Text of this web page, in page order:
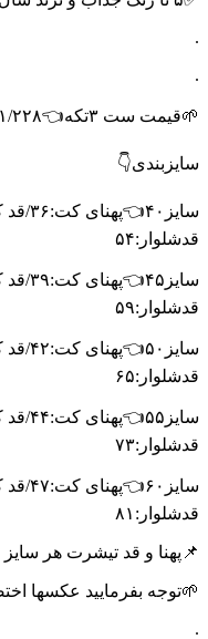
.
.
🌱قیمت ست ۳تکه👈۱/۲۲۸تُ🌱
سایزبندی👇
قدشلوار:۵۴
قدشلوار:۵۹
قدشلوار:۶۵
قدشلوار:۷۳
قدشلوار:۸۱
📌پهنا و قد تیشرت هر
🌱توجه بفرمایید عکسها
.